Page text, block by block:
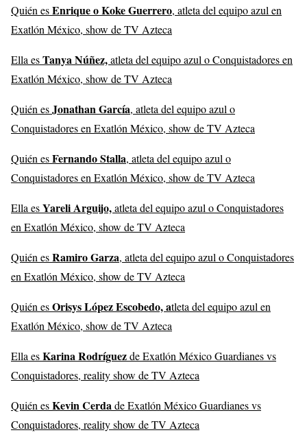
Quién esEnrique o Koke Guerrero, atleta del equipo azul en
Exatlón México, show de TV Azteca
Ella esTanya Núñez,atleta del equipo azul o Conquistadores en
Exatlón México, show de TV Azteca
Quién esJonathan García, atleta del equipo azul o
Conquistadores en Exatlón México, show de TV Azteca
Quién esFernando Stalla, atleta del equipo azul o
Conquistadores en Exatlón México, show de TV Azteca
Ella esYareli Arguijo,atleta del equipo azul o Conquistadores
en Exatlón México, show de TV Azteca
Quién esRamiro Garza, atleta del equipo azul o Conquistadores
en Exatlón México, show de TV Azteca
Quién esOrisys López Escobedo, atleta del equipo azul en
Exatlón México, show de TV Azteca
Ella esKarina Rodríguezde Exatlón México Guardianes vs
Conquistadores, reality show de TV Azteca
Quién esKevin Cerdade Exatlón México Guardianes vs
Conquistadores, reality show de TV Azteca